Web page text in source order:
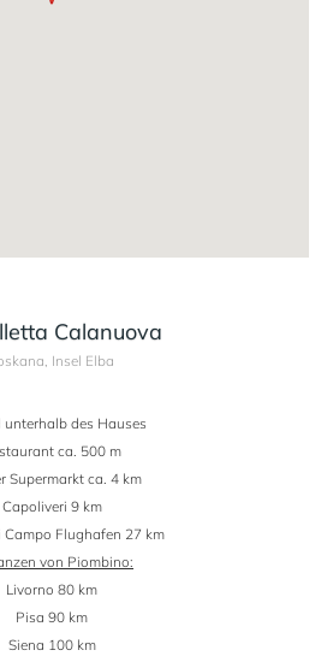
Calanuova
Insel Elba
unterhalb des Hauses
ca. 500 m
Supermarkt ca. 4 km
Capoliveri 9 km
Campo Flughafen 27 km
von Piombino:
Livorno 80 km
Pisa 90 km
Siena 100 km